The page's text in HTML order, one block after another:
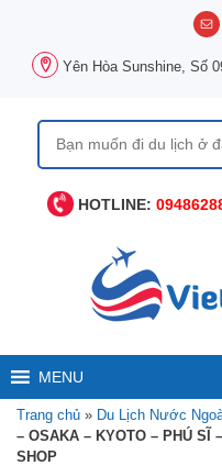
Yên Hòa Sunshine, Số
Tìm
kiếm
HOTLINE:
MENU
Trang chủ » Du Lịch Nước
– OSAKA – KYOTO – PHÚ SĨ
SHOP